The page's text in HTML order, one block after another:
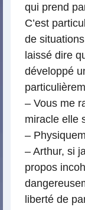
qui prend
C’est
de
laissé dire
développé
– Vous me
miracle elle
–
– Arthur, si
propos
liberté de